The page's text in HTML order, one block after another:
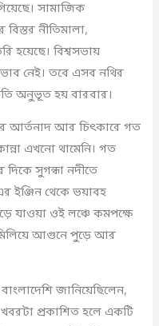
সামাজিক
বিস্তর নীতিমালা,
হয়েছে। বিশ্বসভায়
নেই। তবে এসব নথির
অনুভূত হয় বারবার।
আর্তনাদ আর চিৎকারে গত
এখনো থামেনি। গত
দিকে সুগন্ধা নদীতে
ইঞ্জিন থেকে ভয়াবহ
যাওয়া ওই লঞ্চে কমপক্ষে
মিলিয়ে আগুনে পুড়ে আর
জানিয়েছিলেন,
প্রকাশিত হলে একটি